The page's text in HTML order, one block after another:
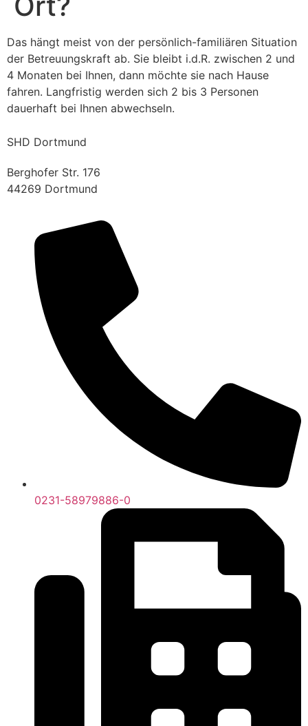
Das hängt meist von der persönlich-familiären Situation
der Betreuungskraft ab. Sie bleibt i.d.R. zwischen 2 und
4 Monaten bei Ihnen, dann möchte sie nach Hause
fahren. Langfristig werden sich 2 bis 3 Personen
dauerhaft bei Ihnen abwechseln.
SHD Dortmund
Berghofer Str. 176
44269 Dortmund
0231-58979886-0